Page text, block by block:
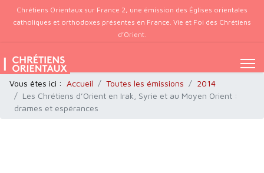
Chrétiens Orientaux sur France 2, une émission des Églises orientales
catholiques et orthodoxes présentes en France. Vie et Foi des Chrétiens
d’Orient.
Vous êtes ici : Accueil Toutes les émissions
2014
Les Chrétiens d’Orient en Irak, Syrie et au Moyen Orient :
drames et espérances